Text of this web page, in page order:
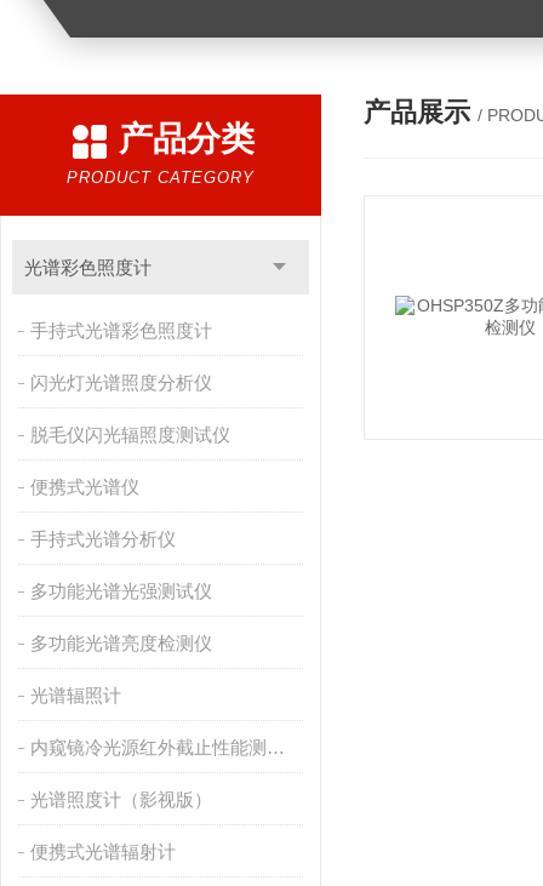
产品分类
PRODUCT CATEGORY
光谱彩色照度计
手持式光谱彩色照度计
闪光灯光谱照度分析仪
脱毛仪闪光辐照度测试仪
便携式光谱仪
手持式光谱分析仪
多功能光谱光强测试仪
多功能光谱亮度检测仪
光谱辐照计
内窥镜冷光源红外截止性能测量仪
光谱照度计（影视版）
便携式光谱辐射计
产品展示 /